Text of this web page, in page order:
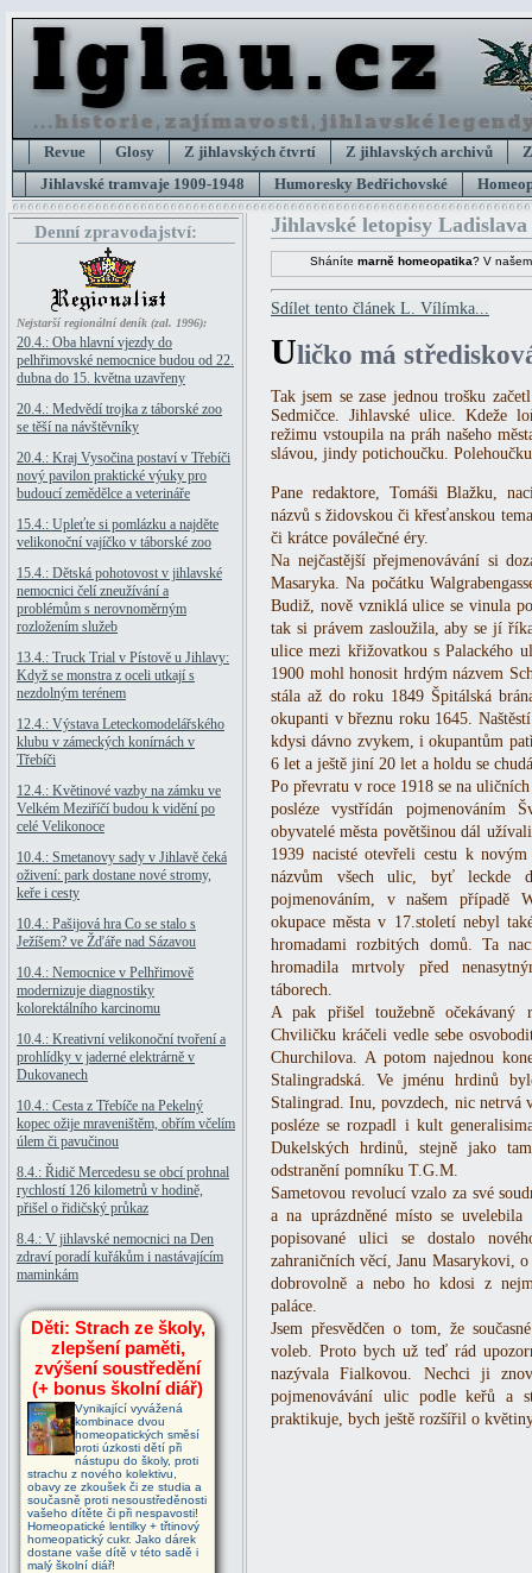
Revue Glosy Z jihlavských čtvrtí Z jihlavských archivů
Jihlavské tramvaje 1909-1948
Humoresky Bedřichovské
Denní zpravodajství:
Nejstarší regionální deník (zal. 1996):
20.4.: Oba hlavní vjezdy do
pelhřimovské nemocnice budou od 22.
dubna do 15. května uzavřeny
20.4.: Medvědí trojka z táborské zoo
se těší na návštěvníky
20.4.: Kraj Vysočina postaví v Třebíči
nový pavilon praktické výuky pro
budoucí zemědělce a veterináře
15.4.: Upleťte si pomlázku a najděte
velikonoční vajíčko v táborské zoo
15.4.: Dětská pohotovost v jihlavské
nemocnici čelí zneužívání a
problémům s nerovnoměrným
rozložením služeb
13.4.: Truck Trial v Pístově u Jihlavy:
Když se monstra z oceli utkají s
nezdolným terénem
12.4.: Výstava Leteckomodelářského
klubu v zámeckých konírnách v
Třebíči
12.4.: Květinové vazby na zámku ve
Velkém Meziříčí budou k vidění po
celé Velikonoce
10.4.: Smetanovy sady v Jihlavě čeká
oživení: park dostane nové stromy,
keře i cesty
10.4.: Pašijová hra Co se stalo s
Ježíšem? ve Žďáře nad Sázavou
10.4.: Nemocnice v Pelhřimově
modernizuje diagnostiky
kolorektálního karcinomu
10.4.: Kreativní velikonoční tvoření a
prohlídky v jaderné elektrárně v
Dukovanech
10.4.: Cesta z Třebíče na Pekelný
kopec ožije mraveništěm, obřím včelím
úlem či pavučinou
8.4.: Řidič Mercedesu se obcí prohnal
rychlostí 126 kilometrů v hodině,
přišel o řidičský průkaz
8.4.: V jihlavské nemocnici na Den
zdraví poradí kuřákům i nastávajícím
maminkám
Děti: Strach ze školy,
zlepšení paměti,
zvýšení soustředění
(+ bonus školní diář)
Vynikající vyvážená
kombinace dvou
homeopatických směsí
proti úzkosti dětí při
nástupu do školy, proti
strachu z nového kolektivu,
obavy ze zkoušek či ze studia a
současně proti nesoustředěnosti
vašeho dítěte či při nespavosti!
Homeopatické lentilky + třtinový
homeopatický cukr. Jako dárek
dostane vaše dítě v této sadě i
malý školní diář!
Jihlavské letopisy
Sháníte marně homeopatika? V
Sdílet tento článek L. Vílímka...
Uličko má
Tak jsem se zase jednou trošku
Sedmičce. Jihlavské ulice. Kdeže
režimu vstoupila na práh našeho
slávou, jindy potichoučku.
Pane redaktore, Tomáši Blažku,
názvů s židovskou či křesťanskou
či krátce poválečné éry.
Na nejčastější přejmenovávání si
Masaryka. Na počátku
Budiž, nově vzniklá ulice se vinula
tak si právem zasloužila, aby se jí
ulice mezi křižovatkou s Palackého
1900 mohl honosit hrdým názvem
stála až do roku 1849 Špitálská
okupanti v březnu roku 1645.
kdysi dávno zvykem, i okupantům
6 let a ještě jiní 20 let a holdu se
Po převratu v roce 1918 se na
posléze vystřídán pojmenováním
obyvatelé města povětšinou dál
1939 nacisté otevřeli cestu k
názvům všech ulic, byť leckde
pojmenováním, v našem případě
okupace města v 17.století nebyl
hromadami rozbitých domů. Ta
hromadila mrtvoly před
táborech.
A pak přišel toužebně očekávaný
Chviličku kráčeli vedle sebe
Churchilova. A potom najednou
Stalingradská. Ve jménu hrdinů
Stalingrad. Inu, povzdech, nic netrvá
posléze se rozpadl i kult
Dukelských hrdinů, stejně jako
odstranění pomníku T.G.M.
Sametovou revolucí vzalo za své
a na uprázdněné místo se
popisované ulici se dostalo
zahraničních věcí, Janu Masarykovi,
dobrovolně a nebo ho kdosi z
paláce.
Jsem přesvědčen o tom, že
voleb. Proto bych už teď rád
nazývala Fialkovou. Nechci ji
pojmenovávání ulic podle keřů a
praktikuje, bych ještě rozšířil o